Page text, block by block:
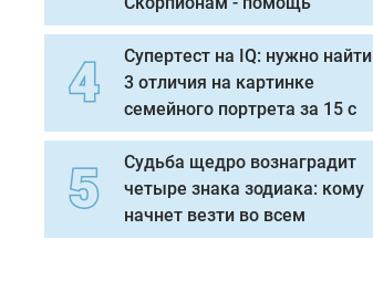
Супертест на IQ: нужно найти
3 отличия на картинке
семейного портрета за 15 с
Судьба щедро вознаградит
четыре знака зодиака: кому
начнет везти во всем